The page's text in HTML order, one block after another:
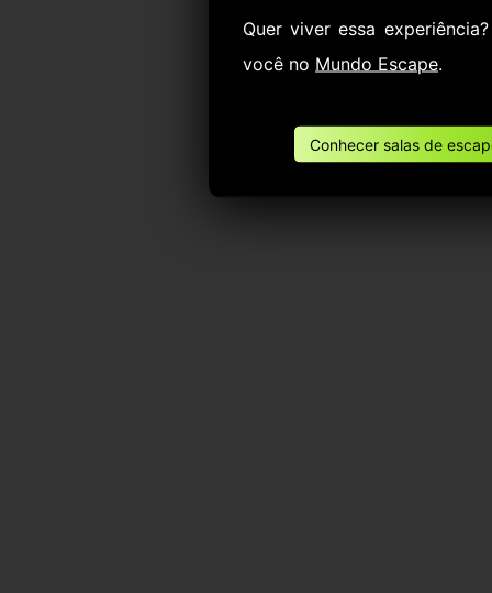
Quer viver essa
você no Mundo Escape.
Conhecer salas de